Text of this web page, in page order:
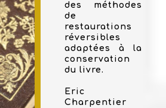
des méthodes
de
restaurations
réversibles
adaptées à la
conservation
du livre.
Eric
Charpentier